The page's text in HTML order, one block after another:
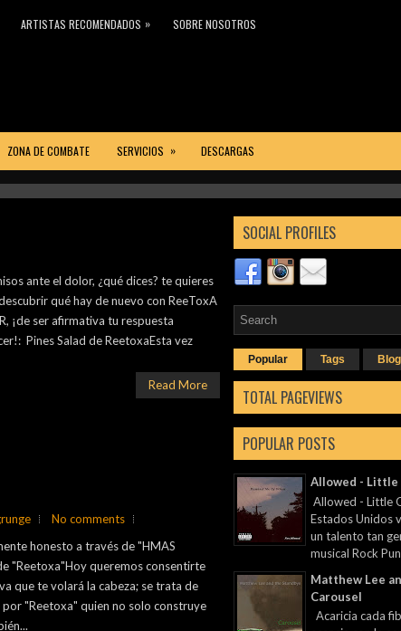
ARTISTAS RECOMENDADOS » SOBRE NOSOTROS
ZONA DE COMBATE SERVICIOS » DESCARGAS
y el mundo!!
es sí, esto es para ti!
mejor selección de música electrónica
ante el dolor, ¿qué dices? te quieres
qué hay de nuevo con ReeToxA
¡de ser afirmativa tu respuesta
Pines Salad de ReetoxaEsta vez
Read More
No comments
honesto a través de "HMAS
"Reetoxa"Hoy queremos consentirte
que te volará la cabeza; se trata de
"Reetoxa" quien no solo construye
SOCIAL PROFILES
Popular Tags
TOTAL PAGEVIEWS
POPULAR POSTS
Allowed - Little
Allowed - Little
Estados Unidos
un talento tan
musical Rock
Matthew Lee
Carousel
Acaricia cada